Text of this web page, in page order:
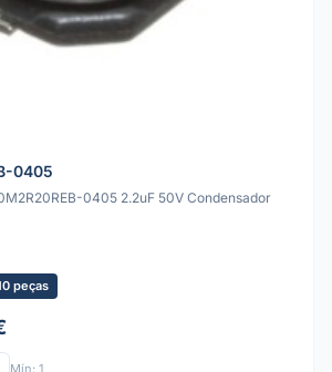
0405
0405 2.2uF 50V Condensador
peças
Mín: 1